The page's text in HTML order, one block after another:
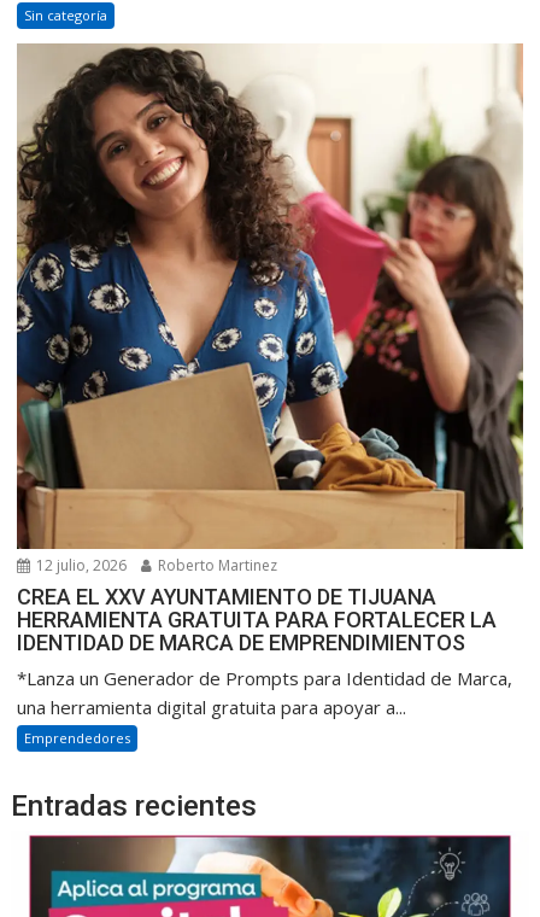
Sin categoría
12 julio, 2026 Roberto Martinez
CREA EL XXV AYUNTAMIENTO DE TIJUANA
HERRAMIENTA GRATUITA PARA FORTALECER LA
IDENTIDAD DE MARCA DE EMPRENDIMIENTOS
*Lanza un Generador de Prompts para Identidad de Marca,
una herramienta digital gratuita para apoyar a...
Emprendedores
Entradas recientes